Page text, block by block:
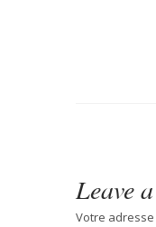
Leave
Votre